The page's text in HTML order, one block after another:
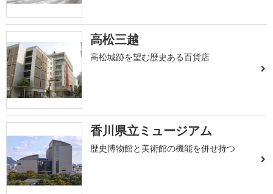
高松三越
高松城跡を望む歴史ある百貨店
香川県立ミュージアム
歴史博物館と美術館の機能を併せ持つ